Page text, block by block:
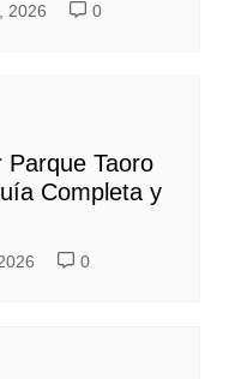
2026 0
Parque Taoro
Completa y
0